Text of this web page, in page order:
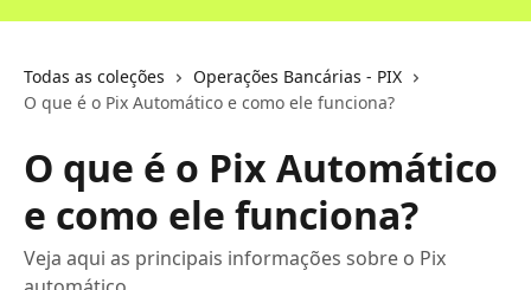
Todas as coleções
Operações Bancárias - PIX
O que é o Pix Automático e como ele funciona?
O que é o Pix Automático
e como ele funciona?
Veja aqui as principais informações sobre o Pix